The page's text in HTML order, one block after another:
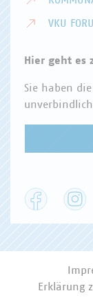
VKU
Hier geht es
Sie haben
Facebook
Erklärung